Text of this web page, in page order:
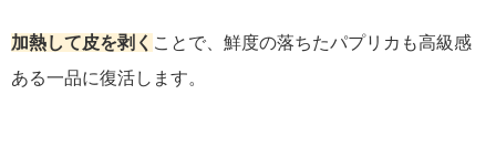
加熱して皮を剥く ことで、鮮度の落ちたパプリカも高級感
ある一品に復活します。